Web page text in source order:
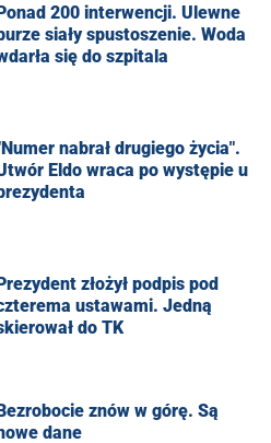
200 interwencji. Ulewne
siały spustoszenie. Woda
się do szpitala
nabrał drugiego życia".
Eldo wraca po występie u
złożył podpis pod
ustawami. Jedną
do TK
znów w górę. Są
dane